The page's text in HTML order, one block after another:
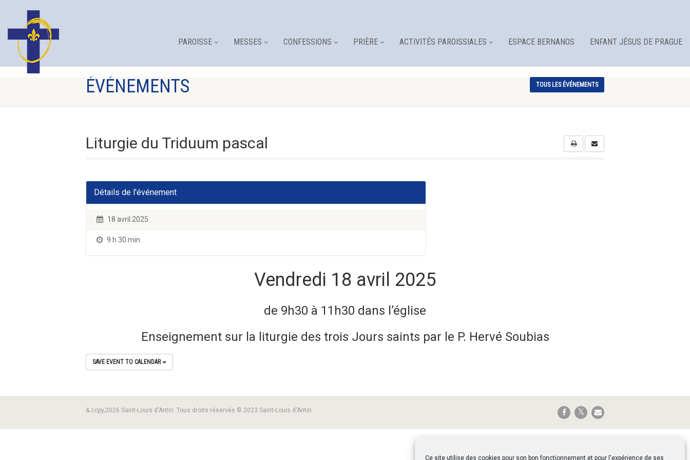
Ce site utilise des cookies pour son bon fonctionnement et pour l'expérience de ses
PAROISSE MESSES CONFESSIONS PRIÈRE ACTIVITÉS PAROISSIALES ESPACE BERNANOS ENFANT JÉSUS DE PRAGUE
ÉVÉNEMENTS TOUS LES ÉVÉNEMENTS
Liturgie du Triduum pascal
Détails de l'événement
18 avril 2025
9 h 30 min
Vendredi 18 avril 2025
de 9h30 à 11h30 dans l’église
Enseignement sur la liturgie des trois Jours saints par le P. Hervé Soubias
SAVE EVENT TO CALENDAR
& copy;2026 Saint-Louis d'Antin. Tous droits réservés © 2023 Saint-Louis d'Antin